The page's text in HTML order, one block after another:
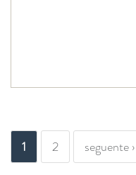
PAGINE
1 2 seguente ›